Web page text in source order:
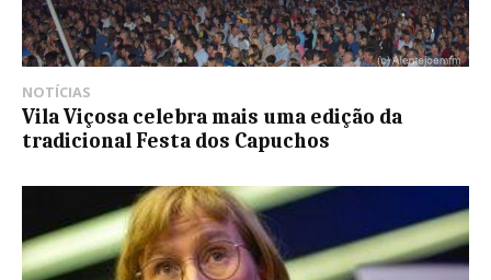
NOTÍCIAS
Vila Viçosa celebra mais uma edição da
tradicional Festa dos Capuchos